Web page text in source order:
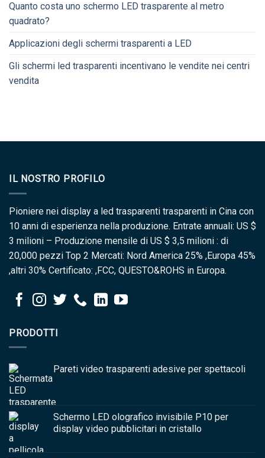
Quanto costa uno schermo LED trasparente al metro
quadrato?
Applicazioni degli schermi trasparenti a LED
Gli schermi led trasparenti incentivano le vendite nei centri
vendita
IL NOSTRO PROFILO
Pioniere nei display a led trasparenti trasparenti in Cina con
10 anni di esperienza nella produzione. Entrate annuali: US $
3 milioni – Produzione mensile di US $ 3,5 milioni : di
20,000 pezzi Top 2 Mercati: Nord America 25% ,Europa 45%
,altri 30% Certificato: ,FCC, QUESTO&ROHS in Europa.
PRODOTTI
Pareti video trasparenti adesive per spettacoli
Schermo LED olografico invisibile P10 per
display video pubblicitari in cristallo